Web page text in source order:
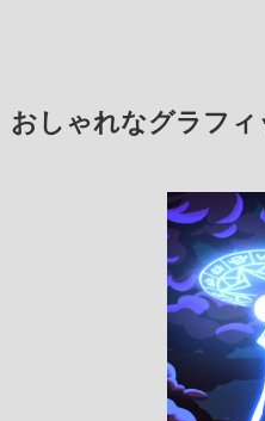
おしゃれなグラフィ